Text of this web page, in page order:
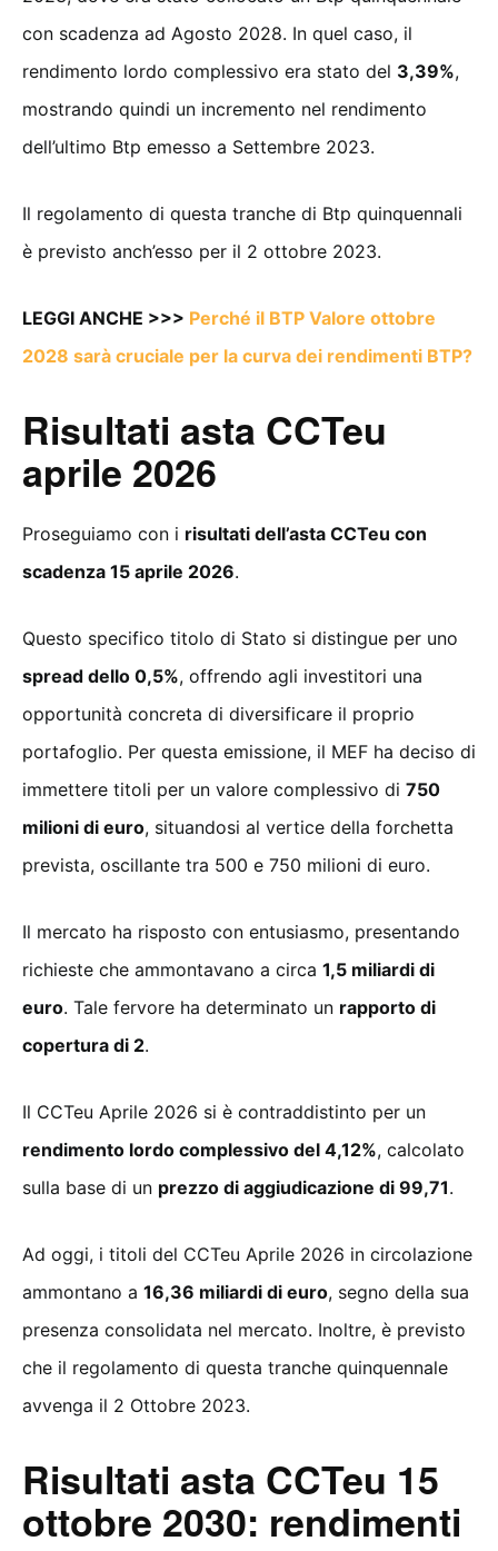
con scadenza ad Agosto 2028. In quel caso, il
rendimento lordo complessivo era stato del 3,39%,
mostrando quindi un incremento nel rendimento
dell’ultimo Btp emesso a Settembre 2023.
Il regolamento di questa tranche di Btp quinquennali
è previsto anch’esso per il 2 ottobre 2023.
LEGGI ANCHE >>> Perché il BTP Valore ottobre
2028 sarà cruciale per la curva dei rendimenti BTP?
Risultati asta CCTeu
aprile 2026
Proseguiamo con i risultati dell’asta CCTeu con
scadenza 15 aprile 2026.
Questo specifico titolo di Stato si distingue per uno
spread dello 0,5%, offrendo agli investitori una
opportunità concreta di diversificare il proprio
portafoglio. Per questa emissione, il MEF ha deciso di
immettere titoli per un valore complessivo di 750
milioni di euro, situandosi al vertice della forchetta
prevista, oscillante tra 500 e 750 milioni di euro.
Il mercato ha risposto con entusiasmo, presentando
richieste che ammontavano a circa 1,5 miliardi di
euro. Tale fervore ha determinato un rapporto di
copertura di 2.
Il CCTeu Aprile 2026 si è contraddistinto per un
rendimento lordo complessivo del 4,12%, calcolato
sulla base di un prezzo di aggiudicazione di 99,71.
Ad oggi, i titoli del CCTeu Aprile 2026 in circolazione
ammontano a 16,36 miliardi di euro, segno della sua
presenza consolidata nel mercato. Inoltre, è previsto
che il regolamento di questa tranche quinquennale
avvenga il 2 Ottobre 2023.
Risultati asta CCTeu 15
ottobre 2030: rendimenti